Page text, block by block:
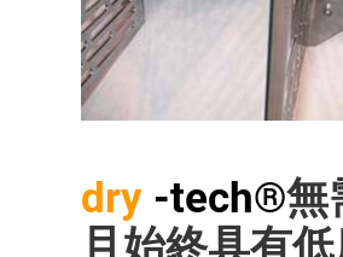
dry -tech®無
且始終具有